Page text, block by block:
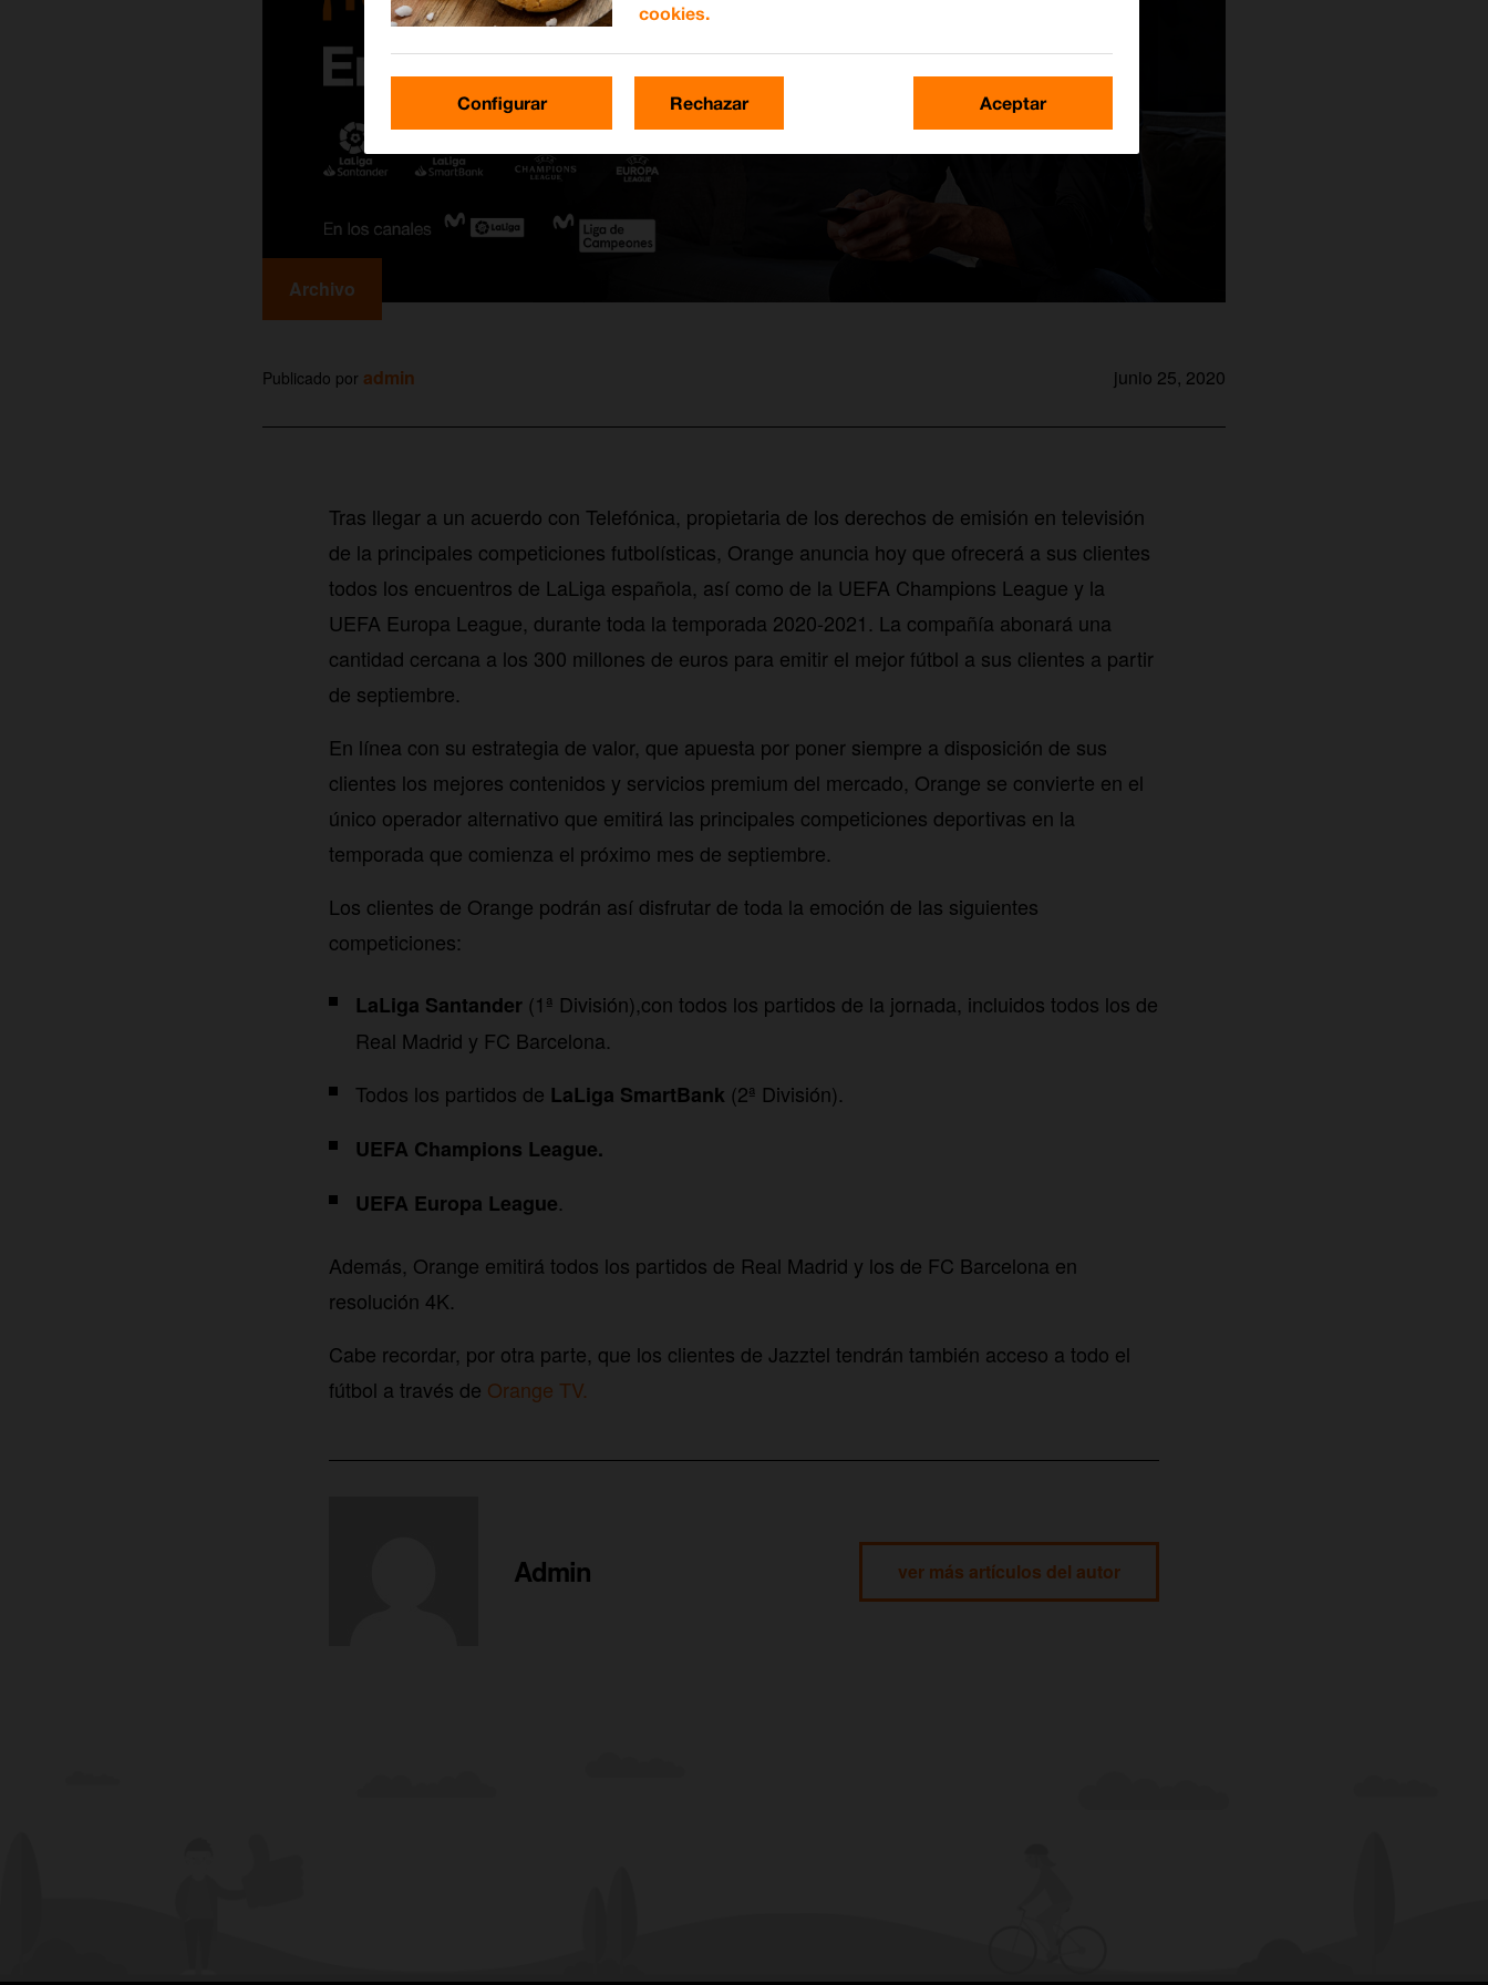
Archivo
Publicado por admin junio 25, 2020
Tras llegar a un acuerdo con Telefónica, propietaria de los derechos de emisión en televisión
de la principales competiciones futbolísticas, Orange anuncia hoy que ofrecerá a sus clientes
todos los encuentros de LaLiga española, así como de la UEFA Champions League y la
UEFA Europa League, durante toda la temporada 2020-2021. La compañía abonará una
cantidad cercana a los 300 millones de euros para emitir el mejor fútbol a sus clientes a partir
de septiembre.
En línea con su estrategia de valor, que apuesta por poner siempre a disposición de sus
clientes los mejores contenidos y servicios premium del mercado, Orange se convierte en el
único operador alternativo que emitirá las principales competiciones deportivas en la
temporada que comienza el próximo mes de septiembre.
Los clientes de Orange podrán así disfrutar de toda la emoción de las siguientes
competiciones:
LaLiga Santander (1ª División),con todos los partidos de la jornada, incluidos todos los de
Real Madrid y FC Barcelona.
Todos los partidos de LaLiga SmartBank (2ª División).
UEFA Champions League.
UEFA Europa League.
Además, Orange emitirá todos los partidos de Real Madrid y los de FC Barcelona en
resolución 4K.
Cabe recordar, por otra parte, que los clientes de Jazztel tendrán también acceso a todo el
fútbol a través de Orange TV.
Admin ver más artículos del autor
cookies.
Configurar Rechazar Aceptar